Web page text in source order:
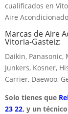
cualificados en
Aire
Marcas de Aire
Vitoria-Gasteiz:
Daikin, Panasonic,
Junkers, Kosner,
Carrier, Daewoo,
Solo tienes que
23 22, y un